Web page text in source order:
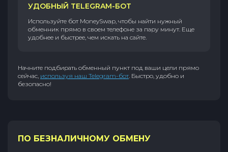
УДОБНЫЙ TELEGRAM-БОТ
Используйте бот MoneySwap, чтобы найти нужный
обменник прямо в своем телефоне за пару минут. Еще
удобнее и быстрее, чем искать на сайте.
Начните подбирать обменный пункт под ваши цели прямо
сейчас, используя наш Telegram-бот. Быстро, удобно и
безопасно!
ПО БЕЗНАЛИЧНОМУ ОБМЕНУ